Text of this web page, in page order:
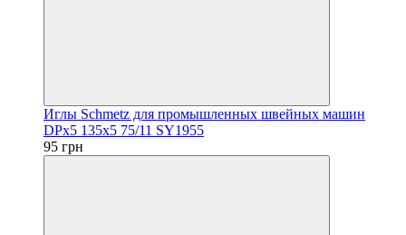
Иглы Schmetz для промышленных швейных машин
DPx5 135x5 75/11 SY1955
95 грн